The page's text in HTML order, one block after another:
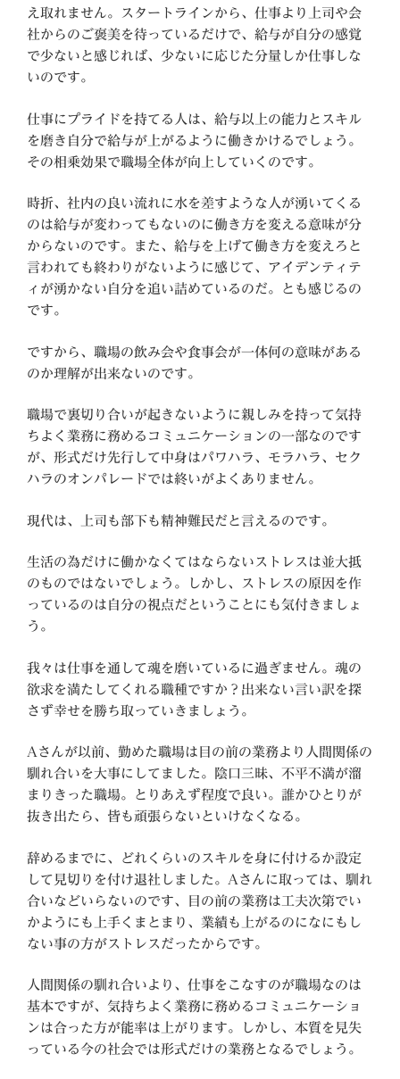
え取れません。スタートラインから、仕事より上司や会
社からのご褒美を待っているだけで、給与が自分の感覚
で少ないと感じれば、少ないに応じた分量しか仕事しな
いのです。
仕事にプライドを持てる人は、給与以上の能力とスキル
を磨き自分で給与が上がるように働きかけるでしょう。
その相乗効果で職場全体が向上していくのです。
時折、社内の良い流れに水を差すような人が湧いてくる
のは給与が変わってもないのに働き方を変える意味が分
からないのです。また、給与を上げて働き方を変えろと
言われても終わりがないように感じて、アイデンティテ
ィが湧かない自分を追い詰めているのだ。とも感じるの
です。
ですから、職場の飲み会や食事会が一体何の意味がある
のか理解が出来ないのです。
職場で裏切り合いが起きないように親しみを持って気持
ちよく業務に務めるコミュニケーションの一部なのです
が、形式だけ先行して中身はパワハラ、モラハラ、セク
ハラのオンパレードでは終いがよくありません。
現代は、上司も部下も精神難民だと言えるのです。
生活の為だけに働かなくてはならないストレスは並大抵
のものではないでしょう。しかし、ストレスの原因を作
っているのは自分の視点だということにも気付きましょ
う。
我々は仕事を通して魂を磨いているに過ぎません。魂の
欲求を満たしてくれる職種ですか？出来ない言い訳を探
さず幸せを勝ち取っていきましょう。
Aさんが以前、勤めた職場は目の前の業務より人間関係の
馴れ合いを大事にしてました。陰口三昧、不平不満が溜
まりきった職場。とりあえず程度で良い。誰かひとりが
抜き出たら、皆も頑張らないといけなくなる。
辞めるまでに、どれくらいのスキルを身に付けるか設定
して見切りを付け退社しました。Aさんに取っては、馴れ
合いなどいらないのです、目の前の業務は工夫次第でい
かようにも上手くまとまり、業績も上がるのになにもし
ない事の方がストレスだったからです。
人間関係の馴れ合いより、仕事をこなすのが職場なのは
基本ですが、気持ちよく業務に務めるコミュニケーショ
ンは合った方が能率は上がります。しかし、本質を見失
っている今の社会では形式だけの業務となるでしょう。